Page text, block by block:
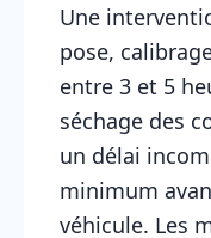
Une
pose,
entre 3 et 5
séchage des
un délai
minimum
véhicule. Les